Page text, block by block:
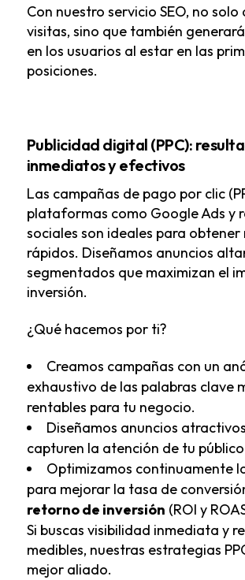
Con nuestro servicio SEO, no
visitas, sino que también
en los usuarios al estar en las
posiciones.
Publicidad digital (PPC):
inmediatos y efectivos
Las campañas de pago por clic
plataformas como Google Ads y
sociales son ideales para obtener
rápidos. Diseñamos anuncios
segmentados que maximizan el
inversión.
¿Qué hacemos por ti?
Creamos campañas con un
exhaustivo de las palabras clave
rentables para tu negocio.
Diseñamos anuncios
capturen la atención de tu
Optimizamos continuamente
para mejorar la tasa de
retorno de inversión (ROI y
Si buscas visibilidad inmediata y
medibles, nuestras estrategias
mejor aliado.